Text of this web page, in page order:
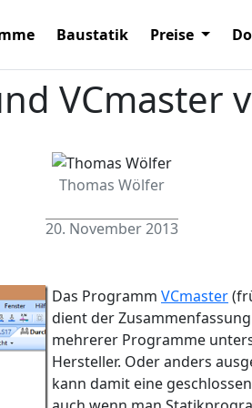
Baustatik Preise
VCmaster
Thomas Wölfer
20. November 2013
Das Programm VCmaster
dient der
mehrerer Programme
Hersteller. Oder anders
kann damit eine